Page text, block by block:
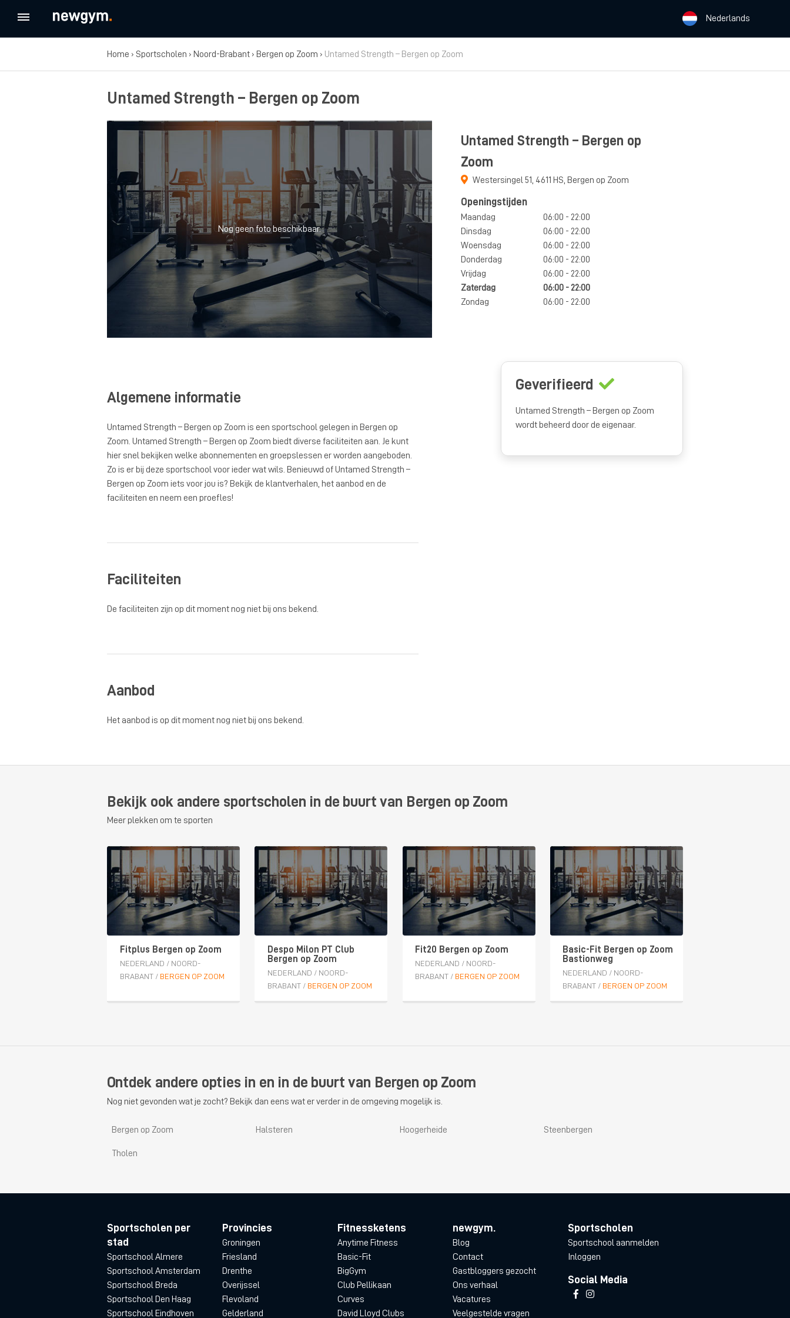
Nederlands
Home › Sportscholen › Noord-Brabant › Bergen op Zoom › Untamed Strength – Bergen op Zoom
Untamed Strength – Bergen op Zoom
Nog geen foto beschikbaar.
Untamed Strength – Bergen op
Zoom
Westersingel 51 4611 HS Bergen op Zoom
Openingstijden
Maandag
06:00 - 22:00
Dinsdag
06:00 - 22:00
Woensdag
06:00 - 22:00
Donderdag
06:00 - 22:00
Vrijdag
06:00 - 22:00
Zaterdag
06:00 - 22:00
Zondag
06:00 - 22:00
Algemene informatie
Untamed Strength – Bergen op Zoom is een sportschool gelegen in Bergen op
Zoom. Untamed Strength – Bergen op Zoom biedt diverse faciliteiten aan. Je kunt
hier snel bekijken welke abonnementen en groepslessen er worden aangeboden.
Zo is er bij deze sportschool voor ieder wat wils. Benieuwd of Untamed Strength –
Bergen op Zoom iets voor jou is? Bekijk de klantverhalen, het aanbod en de
faciliteiten en neem een proefles!
Faciliteiten
De faciliteiten zijn op dit moment nog niet bij ons bekend.
Aanbod
Het aanbod is op dit moment nog niet bij ons bekend.
Geverifieerd
Untamed Strength – Bergen op Zoom
wordt beheerd door de eigenaar.
Bekijk ook andere sportscholen in de buurt van Bergen op Zoom
Meer plekken om te sporten
Fitplus Bergen op Zoom
NEDERLAND / NOORD-
BRABANT/ BERGEN OP ZOOM
Despo Milon PT Club
Bergen op Zoom
NEDERLAND / NOORD-
BRABANT/ BERGEN OP ZOOM
Fit20 Bergen op Zoom
NEDERLAND / NOORD-
BRABANT / BERGEN OP ZOOM
Basic-Fit Bergen op Zoom
Bastionweg
NEDERLAND / NOORD-
BRABANT / BERGEN OP ZOOM
Ontdek andere opties in en in de buurt van Bergen op Zoom
Nog niet gevonden wat je zocht? Bekijk dan eens wat er verder in de omgeving mogelijk is.
Bergen op Zoom Halsteren Hoogerheide Steenbergen
Tholen
Sportscholen per
stad
Sportschool Almere
Sportschool Amsterdam
Sportschool Breda
Sportschool Den Haag
Sportschool Eindhoven
Provincies
Groningen
Friesland
Drenthe
Overijssel
Flevoland
Gelderland
Fitnessketens
Anytime Fitness
Basic-Fit
BigGym
Club Pellikaan
Curves
David Lloyd Clubs
newgym.
Blog
Contact
Gastbloggers gezocht
Ons verhaal
Vacatures
Veelgestelde vragen
Sportscholen
Sportschool aanmelden
Inloggen
Social Media